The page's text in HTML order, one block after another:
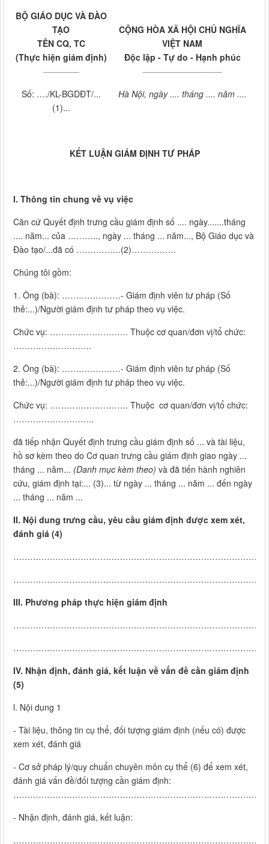
BỘ GIÁO DỤC VÀ ĐÀO
TẠO
TÊN CQ, TC
(Thực hiện giám định)
Số: …./KL-BGDĐT/...
(1)...
CỘNG HÒA XÃ HỘI CHỦ NGHĨA
VIỆT NAM
Độc lập - Tự do - Hạnh phúc
Hà Nội, ngày .... tháng .... năm ....
KẾT LUẬN GIÁM ĐỊNH TƯ PHÁP
I. Thông tin chung về vụ việc
Căn cứ Quyết định trưng cầu giám định số .... ngày.......tháng
.... năm... của ……….., ngày ... tháng ... năm..., Bộ Giáo dục và
Đào tạo/...đã có …………….(2)…………….
Chúng tôi gồm:
1. Ông (bà): …………………- Giám định viên tư pháp (Số
thẻ:...)/Người giám định tư pháp theo vụ việc.
Chức vụ: ………………………. Thuộc cơ quan/đơn vị/tổ chức:
……………………….
2. Ông (bà): …………………- Giám định viên tư pháp (Số
thẻ:...)/Người giám định tư pháp theo vụ việc.
Chức vụ: ………………………. Thuộc cơ quan/đơn vị/tổ chức:
………………………..
đã tiếp nhận Quyết định trưng cầu giám định số ... và tài liệu,
hồ sơ kèm theo do Cơ quan trưng cầu giám định giao ngày ...
tháng ... năm... (Danh mục kèm theo) và đã tiến hành nghiên
cứu, giám định tại:... (3)... từ ngày ... tháng ... năm ... đến ngày
... tháng ... năm ...
II. Nội dung trưng cầu, yêu cầu giám định được xem xét,
đánh giá (4)
III. Phương pháp thực hiện giám định
IV. Nhận định, đánh giá, kết luận về vấn đề cần giám định
(5)
l. Nội dung 1
- Tài liệu, thông tin cụ thể, đối tượng giám định (nếu có) được
xem xét, đánh giá
- Cơ sở pháp lý/quy chuẩn chuyên môn cụ thể (6) để xem xét,
đánh giá vấn đề/đối tượng cần giám định:
- Nhận định, đánh giá, kết luận: